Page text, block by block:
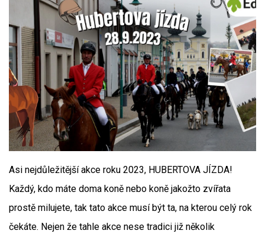
Asi nejdůležitější akce roku 2023, HUBERTOVA JÍZDA!
Každý, kdo máte doma koně nebo koně jakožto zvířata
prostě milujete, tak tato akce musí být ta, na kterou celý rok
čekáte. Nejen že tahle akce nese tradici již několik